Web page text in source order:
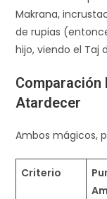
Makrana,
de rupias
hijo, viendo el Taj
Comparación
Atardecer
Ambos mágicos,
Criterio